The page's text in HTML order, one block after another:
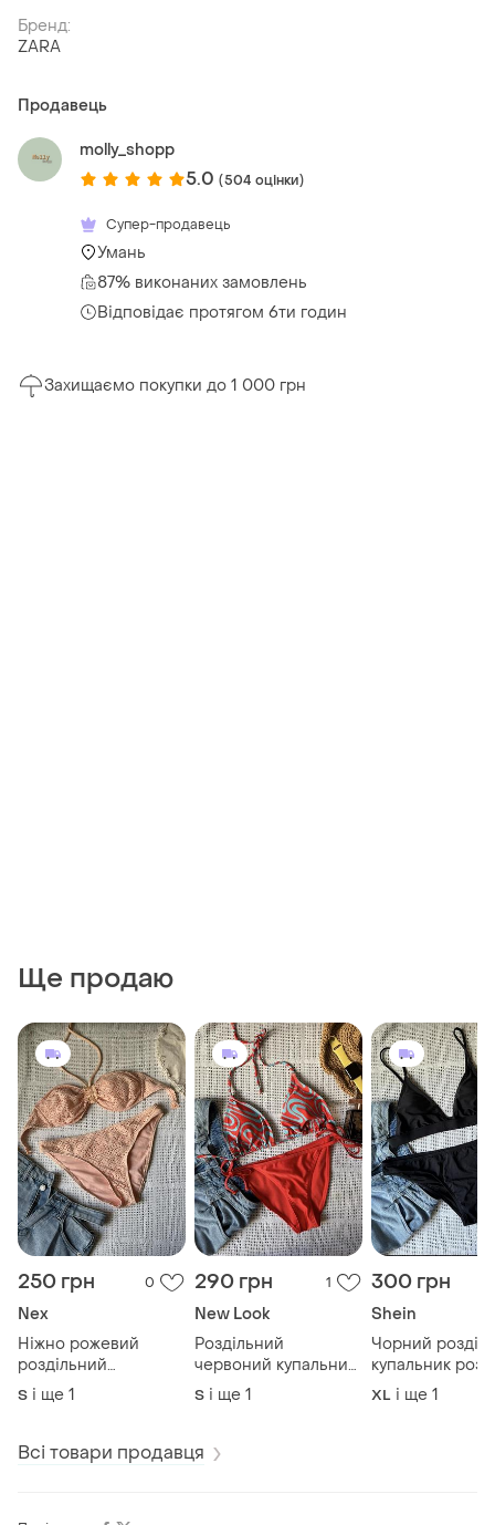
Бренд:
ZARA
Продавець
molly_shopp
5.0 (504 оцінки)
Супер-продавець
Умань
87% виконаних замовлень
Відповідає протягом 6ти годин
Захищаємо покупки до 1 000 грн
Ще продаю
250 грн 0
Nex
Ніжно рожевий
роздільний
купальник бандо
розмір с-м next
S і ще 1
290 грн 1
New Look
Роздільний
червоний купальник
на завʼязках new
S і ще 1
300 грн
Shein
Чорний
купальник
shein
XL і ще 1
Всі товари продавця